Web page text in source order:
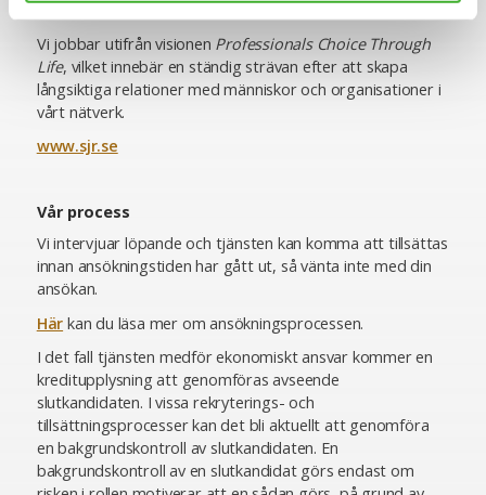
och Wes AB.
Vi jobbar utifrån visionen Professionals Choice Through
Life, vilket innebär en ständig strävan efter att skapa
långsiktiga relationer med människor och organisationer i
vårt nätverk.
www.sjr.se
Vår process
Vi intervjuar löpande och tjänsten kan komma att tillsättas
innan ansökningstiden har gått ut, så vänta inte med din
ansökan.
Här kan du läsa mer om ansökningsprocessen.
I det fall tjänsten medför ekonomiskt ansvar kommer en
kreditupplysning att genomföras avseende
slutkandidaten. I vissa rekryterings- och
tillsättningsprocesser kan det bli aktuellt att genomföra
en bakgrundskontroll av slutkandidaten. En
bakgrundskontroll av en slutkandidat görs endast om